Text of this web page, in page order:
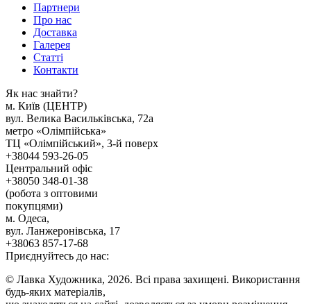
Партнери
Про нас
Доставка
Галерея
Статтi
Контакти
Як наc знайти?
м. Киïв (ЦЕНТР)
вул. Велика Васильківська, 72а
метро «Олімпійська»
ТЦ «Олімпійський», 3-й поверх
+38044 593-26-05
Центральний офіс
+38050 348-01-38
(робота з оптовими
покупцями)
м. Одеса,
вул. Ланжеронівська, 17
+38063 857-17-68
Приєднуйтесь до нас:
© Лавка Художника, 2026. Всі права захищені. Використання
будь-яких матеріалів,